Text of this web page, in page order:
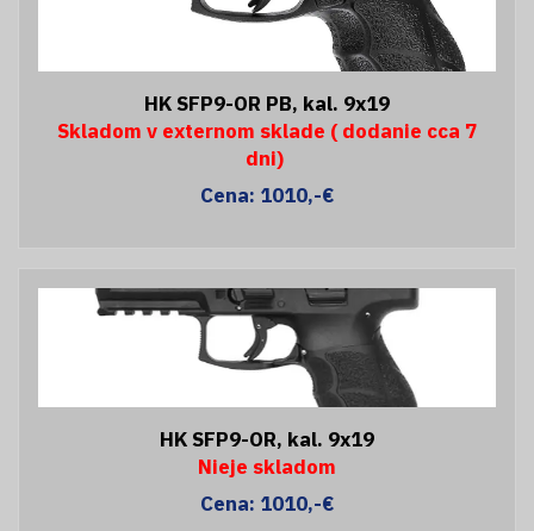
HK SFP9-OR PB, kal. 9x19
Skladom v externom sklade ( dodanie cca 7
dni)
Cena: 1010,-€
HK SFP9-OR, kal. 9x19
Nieje skladom
Cena: 1010,-€